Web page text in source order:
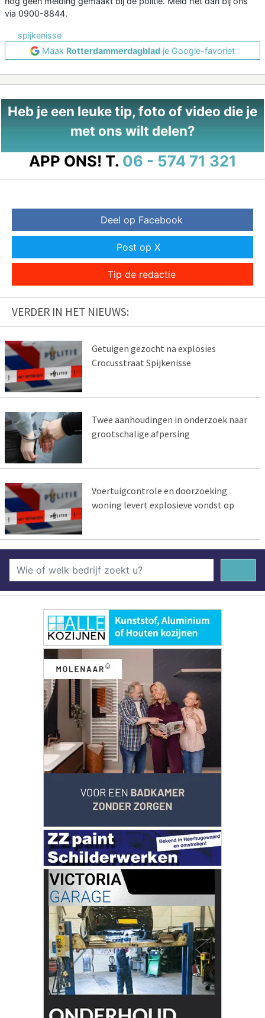
via 0900-8844.
spijkenisse
Maak Rotterdammerdagblad je Google-favoriet
Heb je een leuke tip, foto of video die je
met ons wilt delen?
APP ONS! T. 06 - 574 71 321
Deel op Facebook
Post op X
Tip de redactie
VERDER IN HET NIEUWS:
Getuigen gezocht na explosies
Crocusstraat Spijkenisse
Twee aanhoudingen in onderzoek naar
grootschalige afpersing
Voertuigcontrole en doorzoeking
woning levert explosieve vondst op